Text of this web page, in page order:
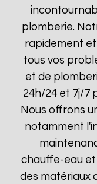
plomberie.
rapidement
tous vos
et de
24h/24 et 7j/7
Nous offrons
notamment
chauffe-eau et
des matériaux